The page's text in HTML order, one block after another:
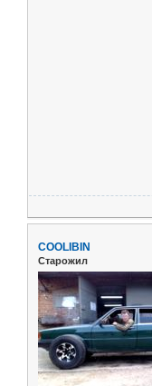
COOLIBIN
Старожил